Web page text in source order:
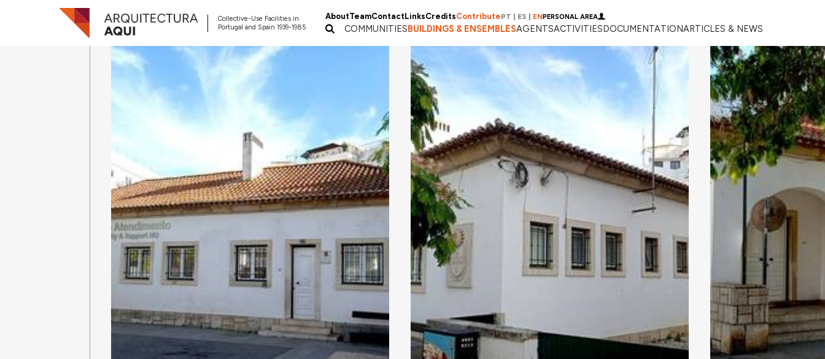
Collective-Use Facilities in
Portugal and Spain 1939-1985
AboutTeamContactLinksCreditsContributePT ES ENPERSONAL AREA
COMMUNITIESBUILDINGS & ENSEMBLESAGENTSACTIVITIESDOCUMENTATIONARTICLES & NEWS